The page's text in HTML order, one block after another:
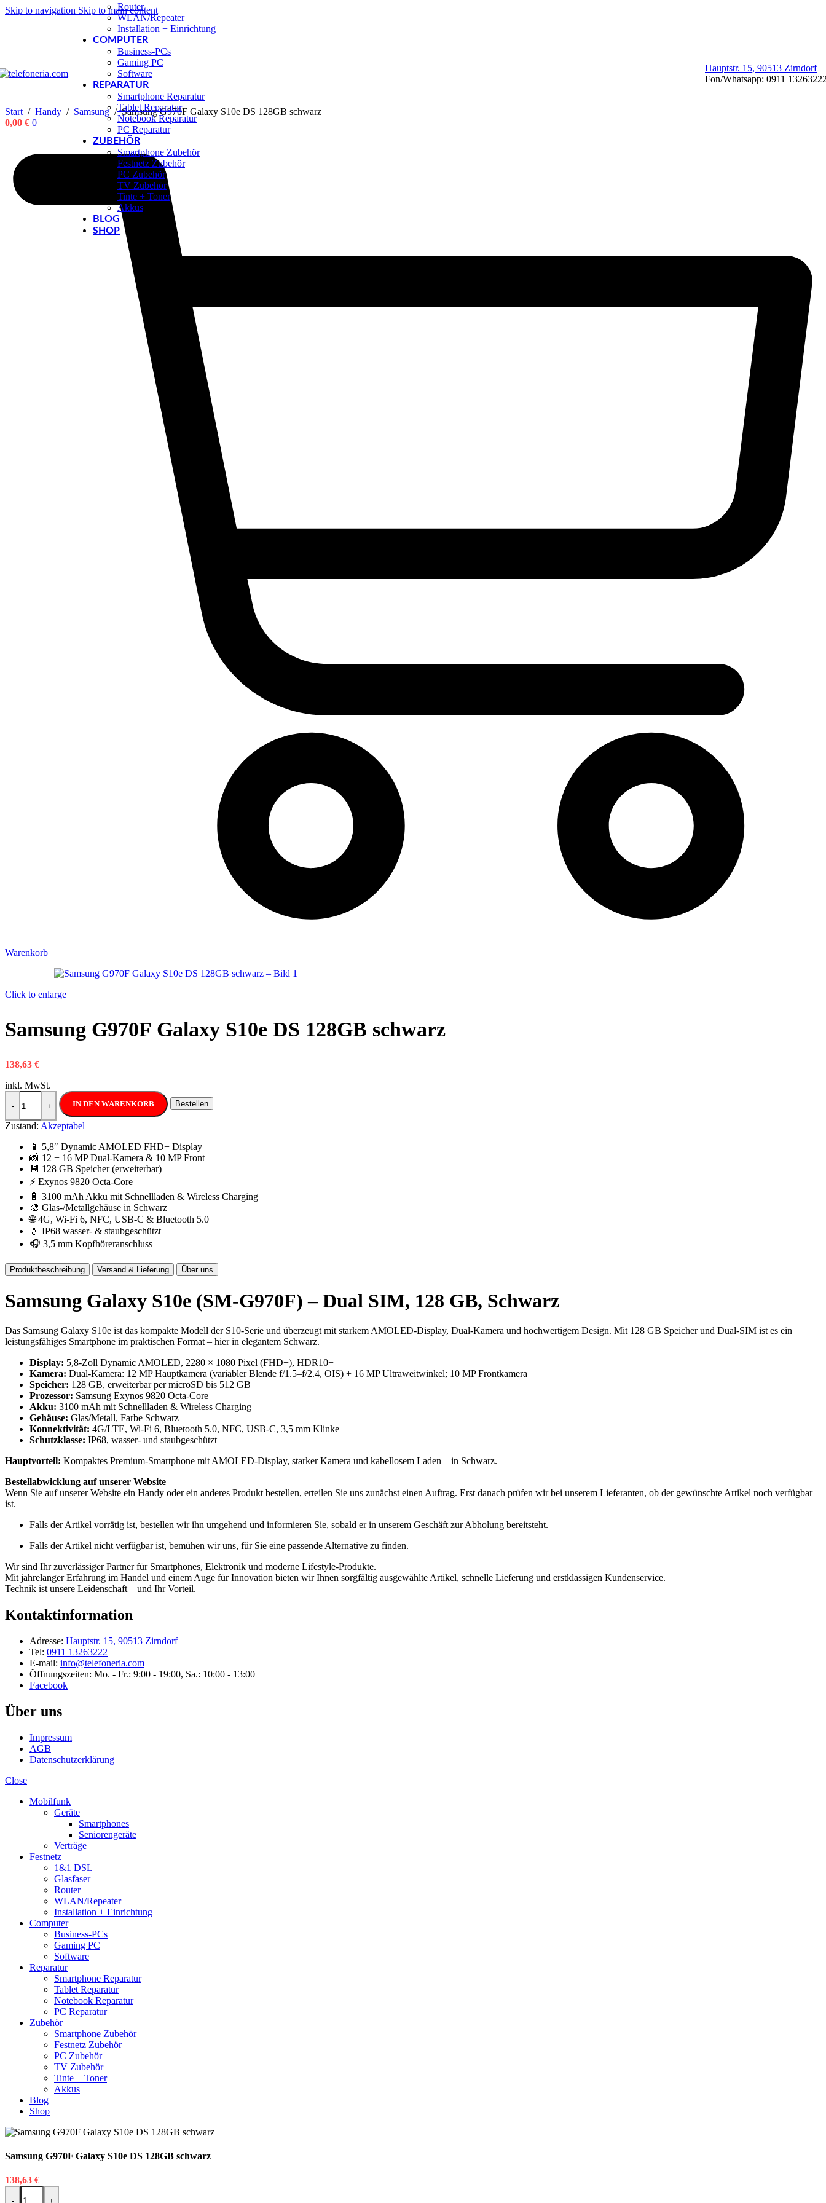
Skip to navigation Skip to main content
Router
WLAN/Repeater
Installation + Einrichtung
COMPUTER
Business-PCs
Gaming PC
Software
REPARATUR
Smartphone Reparatur
Tablet Reparatur
Notebook Reparatur
PC Reparatur
ZUBEHÖR
Smartphone Zubehör
Festnetz Zubehör
PC Zubehör
TV Zubehör
Tinte + Toner
Akkus
BLOG
SHOP
Hauptstr. 15, 90513 Zirndorf
Fon/Whatsapp: 0911
Start / Handy / Samsung / Samsung G970F Galaxy S10e DS 128GB schwarz
0,00 € 0
Warenkorb
Click to enlarge
Samsung G970F Galaxy S10e DS 128GB schwarz
138,63 €
inkl. MwSt.
-
Samsung G970F Galaxy S10e DS 128GB schwarz Menge
+ IN DEN WARENKORB Bestellen
Zustand: Akzeptabel
📱 5,8″ Dynamic AMOLED FHD+ Display
📸 12 + 16 MP Dual-Kamera & 10 MP Front
💾 128 GB Speicher (erweiterbar)
⚡ Exynos 9820 Octa-Core
🔋 3100 mAh Akku mit Schnellladen & Wireless Charging
🎨 Glas-/Metallgehäuse in Schwarz
🌐 4G, Wi-Fi 6, NFC, USB-C & Bluetooth 5.0
💧 IP68 wasser- & staubgeschützt
🎧 3,5 mm Kopfhöreranschluss
Produktbeschreibung Versand & Lieferung Über uns
Samsung Galaxy S10e (SM-G970F) – Dual SIM, 128 GB, Schwarz
Das Samsung Galaxy S10e ist das kompakte Modell der S10-Serie und überzeugt mit starkem AMOLED-Display, Dual-Kamera und hochwertigem Design. Mit 128 GB Speicher und Dual-SIM ist es ein
leistungsfähiges Smartphone im praktischen Format – hier in elegantem Schwarz.
Display: 5,8-Zoll Dynamic AMOLED, 2280 × 1080 Pixel (FHD+), HDR10+
Kamera: Dual-Kamera: 12 MP Hauptkamera (variabler Blende f/1.5–f/2.4, OIS) + 16 MP Ultraweitwinkel; 10 MP Frontkamera
Speicher: 128 GB, erweiterbar per microSD bis 512 GB
Prozessor: Samsung Exynos 9820 Octa-Core
Akku: 3100 mAh mit Schnellladen & Wireless Charging
Gehäuse: Glas/Metall, Farbe Schwarz
Konnektivität: 4G/LTE, Wi-Fi 6, Bluetooth 5.0, NFC, USB-C, 3,5 mm Klinke
Schutzklasse: IP68, wasser- und staubgeschützt
Hauptvorteil: Kompaktes Premium-Smartphone mit AMOLED-Display, starker Kamera und kabellosem Laden – in Schwarz.
Bestellabwicklung auf unserer Website
Wenn Sie auf unserer Website ein Handy oder ein anderes Produkt bestellen, erteilen Sie uns zunächst einen Auftrag. Erst danach prüfen wir bei unserem Lieferanten, ob der gewünschte Artikel noch verfügbar
ist.
Falls der Artikel vorrätig ist, bestellen wir ihn umgehend und informieren Sie, sobald er in unserem Geschäft zur Abholung bereitsteht.
Falls der Artikel nicht verfügbar ist, bemühen wir uns, für Sie eine passende Alternative zu finden.
Wir sind Ihr zuverlässiger Partner für Smartphones, Elektronik und moderne Lifestyle-Produkte.
Mit jahrelanger Erfahrung im Handel und einem Auge für Innovation bieten wir Ihnen sorgfältig ausgewählte Artikel, schnelle Lieferung und erstklassigen Kundenservice.
Technik ist unsere Leidenschaft – und Ihr Vorteil.
Kontaktinformation
Adresse: Hauptstr. 15, 90513 Zirndorf
Tel: 0911 13263222
E-mail: info@telefoneria.com
Öffnungszeiten: Mo. - Fr.: 9:00 - 19:00, Sa.: 10:00 - 13:00
Facebook
Über uns
Impressum
AGB
Datenschutzerklärung
Close
Mobilfunk
Geräte
Smartphones
Seniorengeräte
Verträge
Festnetz
1&1 DSL
Glasfaser
Router
WLAN/Repeater
Installation + Einrichtung
Computer
Business-PCs
Gaming PC
Software
Reparatur
Smartphone Reparatur
Tablet Reparatur
Notebook Reparatur
PC Reparatur
Zubehör
Smartphone Zubehör
Festnetz Zubehör
PC Zubehör
TV Zubehör
Tinte + Toner
Akkus
Blog
Shop
Samsung G970F Galaxy S10e DS 128GB schwarz
138,63 €
- +